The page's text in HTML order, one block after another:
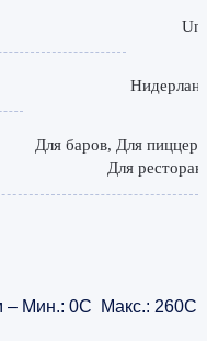
Для баров, Для
Для
– Мин.: 0C Макс.: 260C